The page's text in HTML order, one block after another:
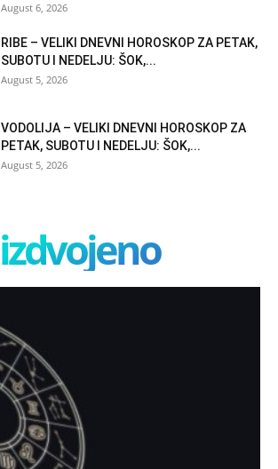
August 6, 2026
RIBE – VELIKI DNEVNI HOROSKOP ZA PETAK,
SUBOTU I NEDELJU: ŠOK,...
August 5, 2026
VODOLIJA – VELIKI DNEVNI HOROSKOP ZA
PETAK, SUBOTU I NEDELJU: ŠOK,...
August 5, 2026
izdvojeno